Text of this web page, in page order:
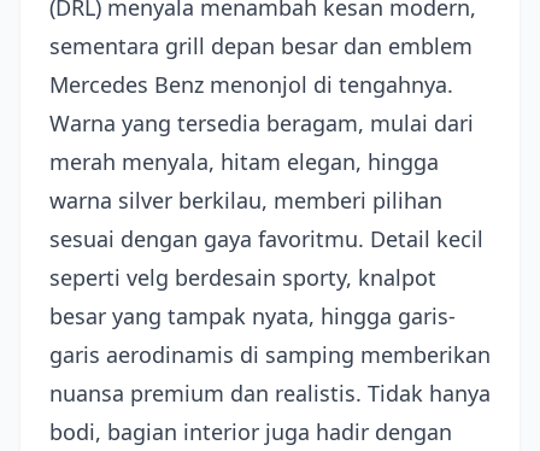
(DRL) menyala menambah kesan modern,
sementara grill depan besar dan emblem
Mercedes Benz menonjol di tengahnya.
Warna yang tersedia beragam, mulai dari
merah menyala, hitam elegan, hingga
warna silver berkilau, memberi pilihan
sesuai dengan gaya favoritmu. Detail kecil
seperti velg berdesain sporty, knalpot
besar yang tampak nyata, hingga garis-
garis aerodinamis di samping memberikan
nuansa premium dan realistis. Tidak hanya
bodi, bagian interior juga hadir dengan